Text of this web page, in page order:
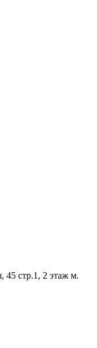
45 стр.1, 2 этаж м.